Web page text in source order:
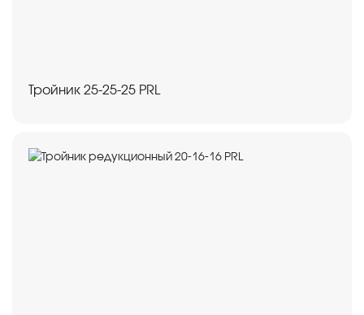
Тройник 25-25-25 PRL